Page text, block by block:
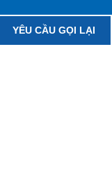
tại
YÊU CẦU GỌI LẠI